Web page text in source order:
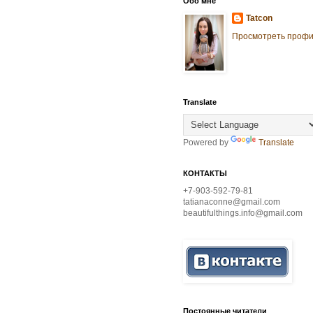
Tatcon
Просмотреть
Translate
Powered by Translate
КОНТАКТЫ
+7-903-592-79-81
tatianaconne@gmail.com
beautifulthings.info@gmail.com
Постоянные читатели